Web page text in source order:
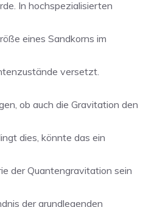
In hochspezialisierten
eines Sandkorns im
versetzt.
ob auch die Gravitation den
dies, könnte das ein
der Quantengravitation sein
der grundlegenden